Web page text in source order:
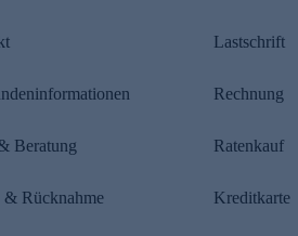
Beratung
& Rücknahme
Lastschrift
Rechnung
Ratenkauf
Kreditkarte